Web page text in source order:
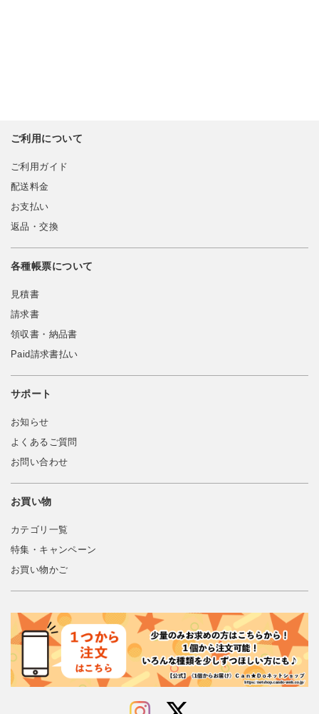
ご利用について
ご利用ガイド
配送料金
お支払い
返品・交換
各種帳票について
見積書
請求書
領収書・納品書
Paid請求書払い
サポート
お知らせ
よくあるご質問
お問い合わせ
お買い物
カテゴリ一覧
特集・キャンペーン
お買い物かご